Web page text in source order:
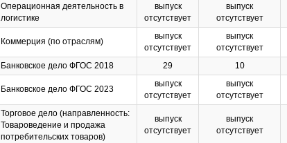
Операционная деятельность в
логистике
выпуск
отсутствует
выпуск
отсутствует
Коммерция (по отраслям)
выпуск
отсутствует
выпуск
отсутствует
Банковское дело ФГОС 2018 29 10
Банковское дело ФГОС 2023
выпуск
отсутствует
выпуск
отсутствует
Торговое дело (направленность:
Товароведение и продажа
потребительских товаров)
выпуск
отсутствует
выпуск
отсутствует